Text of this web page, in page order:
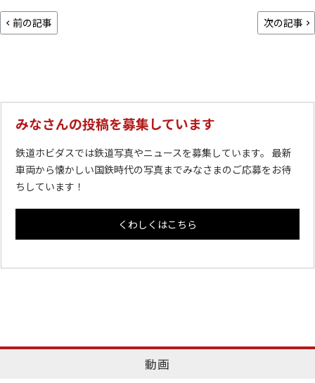
前の記事 次の記事
みなさんの投稿を募集しています
鉄道ホビダスでは鉄道写真やニュースを募集しています。 最新
車両から懐かしい国鉄時代の写真までみなさまのご応募をお待
ちしています！
くわしくはこちら
動画